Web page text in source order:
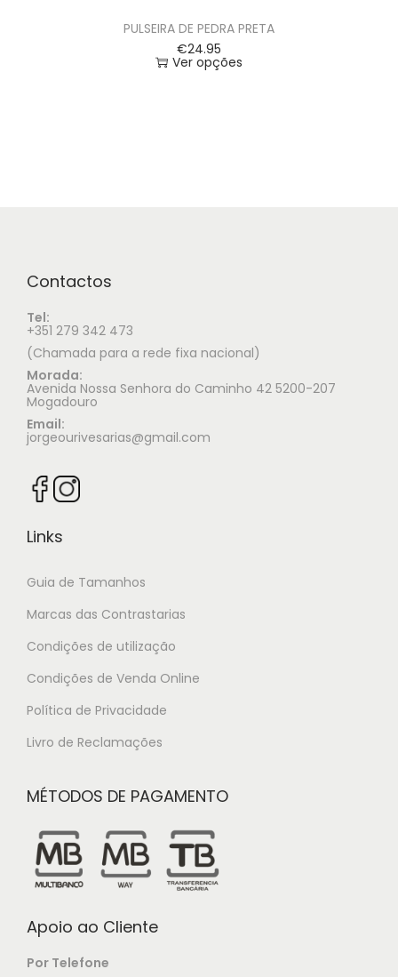
PULSEIRA DE PEDRA PRETA
€24.95
Ver opções
Contactos
Tel:
+351 279 342 473
(Chamada para a rede fixa nacional)
Morada:
Avenida Nossa Senhora do Caminho 42 5200-207
Mogadouro
Email:
jorgeourivesarias@gmail.com
Links
Guia de Tamanhos
Marcas das Contrastarias
Condições de utilização
Condições de Venda Online
Política de Privacidade
Livro de Reclamações
MÉTODOS DE PAGAMENTO
Apoio ao Cliente
Por Telefone